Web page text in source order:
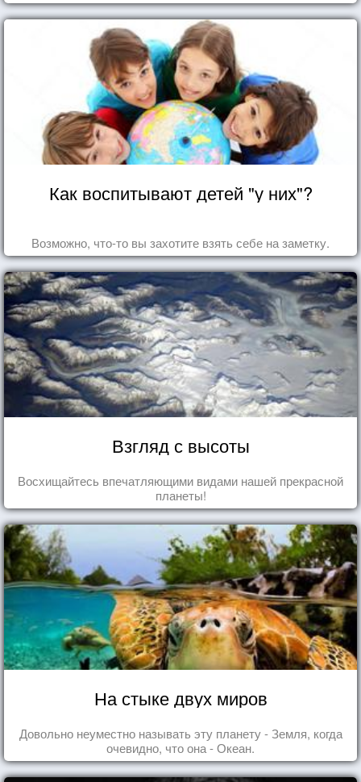
Как воспитывают детей "у них"?
Возможно, что-то вы захотите взять себе на заметку.
Взгляд с высоты
Восхищайтесь впечатляющими видами нашей прекрасной
планеты!
На стыке двух миров
Довольно неуместно называть эту планету - Земля, когда
очевидно, что она - Океан.